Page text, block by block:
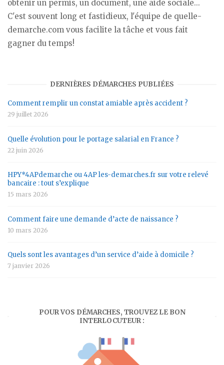
obtenir un permis, un document, une aide sociale...
C'est souvent long et fastidieux, l'équipe de quelle-
demarche.com vous facilite la tâche et vous fait
gagner du temps!
DERNIÈRES DÉMARCHES PUBLIÉES
Comment remplir un constat amiable après accident ?
29 juillet 2026
Quelle évolution pour le portage salarial en France ?
22 juin 2026
HPY*4APdemarche ou 4AP les-demarches.fr sur votre relevé
bancaire : tout s’explique
15 mars 2026
Comment faire une demande d’acte de naissance ?
10 mars 2026
Quels sont les avantages d’un service d’aide à domicile ?
7 janvier 2026
POUR VOS DÉMARCHES, TROUVEZ LE BON
INTERLOCUTEUR :